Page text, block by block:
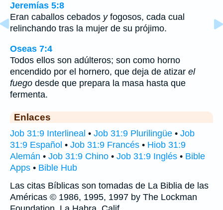
Jeremías 5:8
Eran caballos cebados yfogosos, cada cual
relinchando tras la mujer de su prójimo.
Oseas 7:4
Todos ellos son adúlteros; son como horno
encendido por el hornero, que deja de atizar el
fuego desde que prepara la masa hasta que
fermenta.
Enlaces
Job 31:9 Interlineal • Job 31:9 Plurilingüe • Job
31:9 Español • Job 31:9 Francés • Hiob 31:9
Alemán • Job 31:9 Chino • Job 31:9 Inglés • Bible
Apps • Bible Hub
Las citas Bíblicas son tomadas de La Biblia de las
Américas © 1986, 1995, 1997 by The Lockman